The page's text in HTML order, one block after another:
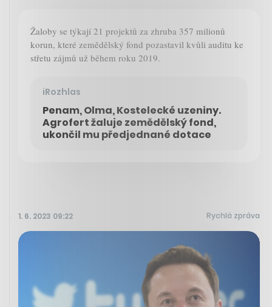
Žaloby se týkají 21 projektů za zhruba 357 milionů
korun, které zemědělský fond pozastavil kvůli auditu ke
střetu zájmů už během roku 2019.
iRozhlas
Penam, Olma, Kostelecké uzeniny.
Agrofert žaluje zemědělský fond,
ukončil mu předjednané dotace
1. 6. 2023 09:22 Rychlá zpráva